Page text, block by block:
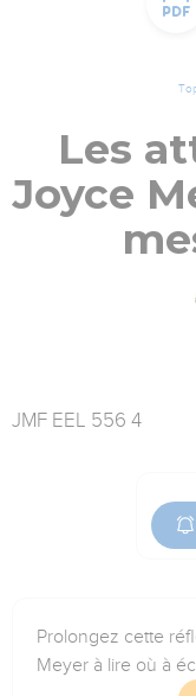
Les
Joyce
JMF EEL 556 4
Prolongez cette
Meyer à lire où à